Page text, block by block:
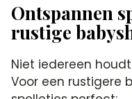
Ontspannen
rustige
Niet iedereen
Voor een rustigere